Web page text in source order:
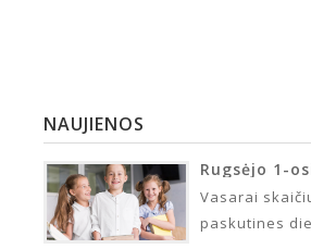
NAUJIENOS
Vasarai
paskutines